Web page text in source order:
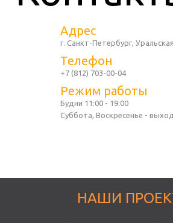
Адрес
г. Санкт-Петербург,
Телефон
+7 (812) 703-00-04
Режим работы
Будни 11:00 - 19:00
Суббота, Воскресенье -
НАШИ